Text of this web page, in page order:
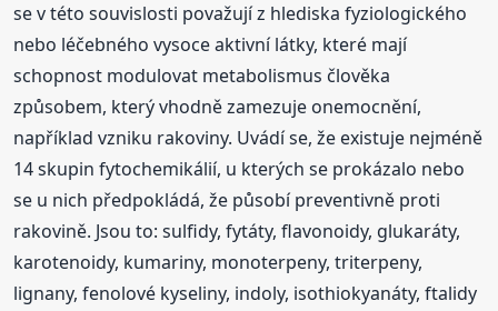
se v této souvislosti považují z hlediska fyziologického
nebo léčebného vysoce aktivní látky, které mají
schopnost modulovat metabolismus člověka
způsobem, který vhodně zamezuje onemocnění,
například vzniku rakoviny. Uvádí se, že existuje nejméně
14 skupin fytochemikálií, u kterých se prokázalo nebo
se u nich předpokládá, že působí preventivně proti
rakovině. Jsou to: sulfidy, fytáty, flavonoidy, glukaráty,
karotenoidy, kumariny, monoterpeny, triterpeny,
lignany, fenolové kyseliny, indoly, isothiokyanáty, ftalidy